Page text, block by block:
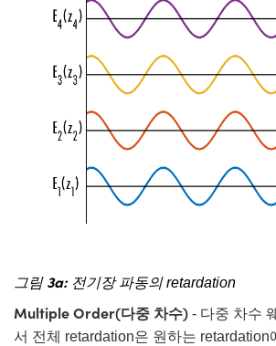
그림 3a:전기장 파동의 retardation
Multiple Order(다중 차수) - 다중 차수
서 전체 retardation은 원하는 retardation